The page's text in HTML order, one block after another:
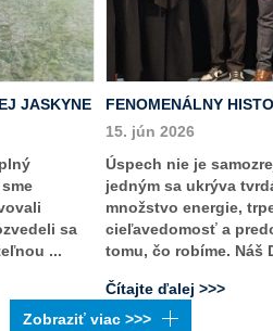
JASKYNE
sa
...
FENOMENÁLNY
15. jún 2026
Úspech nie je
jedným sa ukrýva
množstvo energie,
cieľavedomosť a
tomu, čo robíme. Náš
Čítajte ďalej >>>